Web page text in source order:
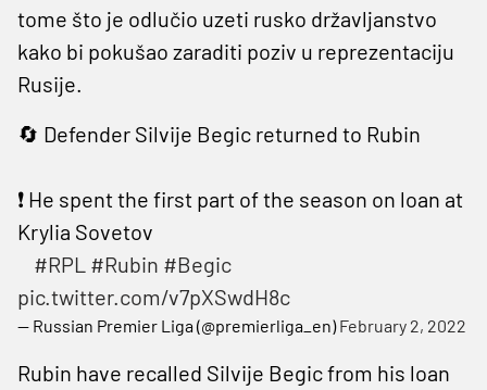
tome što je odlučio uzeti rusko državljanstvo
kako bi pokušao zaraditi poziv u reprezentaciju
Rusije.
🔄 Defender Silvije Begic returned to Rubin
❗️ He spent the first part of the season on loan at
Krylia Sovetov
#RPL #Rubin #Begic
pic.twitter.com/v7pXSwdH8c
— Russian Premier Liga (@premierliga_en)February 2, 2022
Rubin have recalled Silvije Begic from his loan